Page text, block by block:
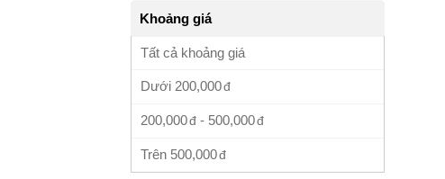
Khoảng giá
Tất cả khoảng giá
Dưới 200,000
200,000 - 500,000
Trên 500,000